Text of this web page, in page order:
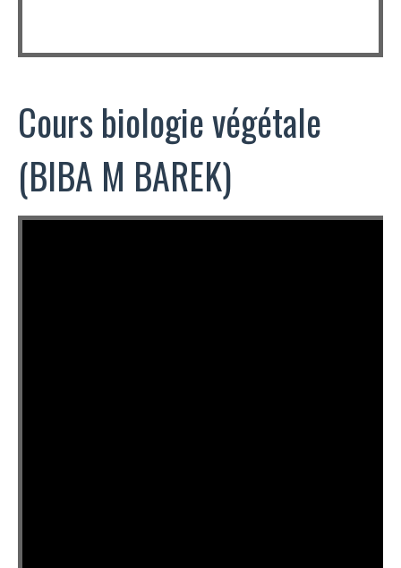
Cours biologie végétale
(BIBA M BAREK)